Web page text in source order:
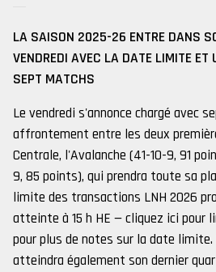
LA SAISON 2025-26 ENTRE DANS
VENDREDI AVEC LA DATE LIMITE ET
SEPT MATCHS
Le vendredi s'annonce chargé avec
affrontement entre les deux
Centrale, l'Avalanche (41-10-9, 91
9, 85 points), qui prendra toute sa
limite des transactions LNH 2026
atteinte à 15 h HE — cliquez ici pour
pour plus de notes sur la date
atteindra également son dernier